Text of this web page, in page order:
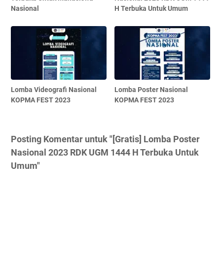
Nasional
H Terbuka Untuk Umum
Lomba Videografi Nasional
KOPMA FEST 2023
Lomba Poster Nasional
KOPMA FEST 2023
Posting Komentar untuk "[Gratis] Lomba Poster
Nasional 2023 RDK UGM 1444 H Terbuka Untuk
Umum"